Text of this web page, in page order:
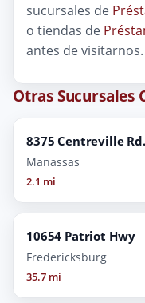
sucursales de
o tiendas de
antes de visitarnos.
Otras Sucursales
8375 Centreville
Manassas
2.1 mi
10654 Patriot Hwy
Fredericksburg
35.7 mi